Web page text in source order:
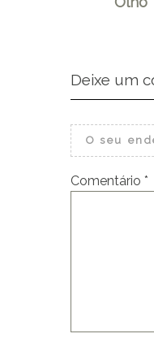
Deixe um
O seu
Comentário *